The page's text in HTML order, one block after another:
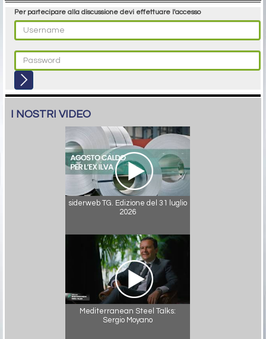
Per partecipare alla discussione devi effettuare l'accesso
I NOSTRI VIDEO
siderweb TG. Edizione del 31 luglio
2026
Mediterranean Steel Talks:
Sergio Moyano